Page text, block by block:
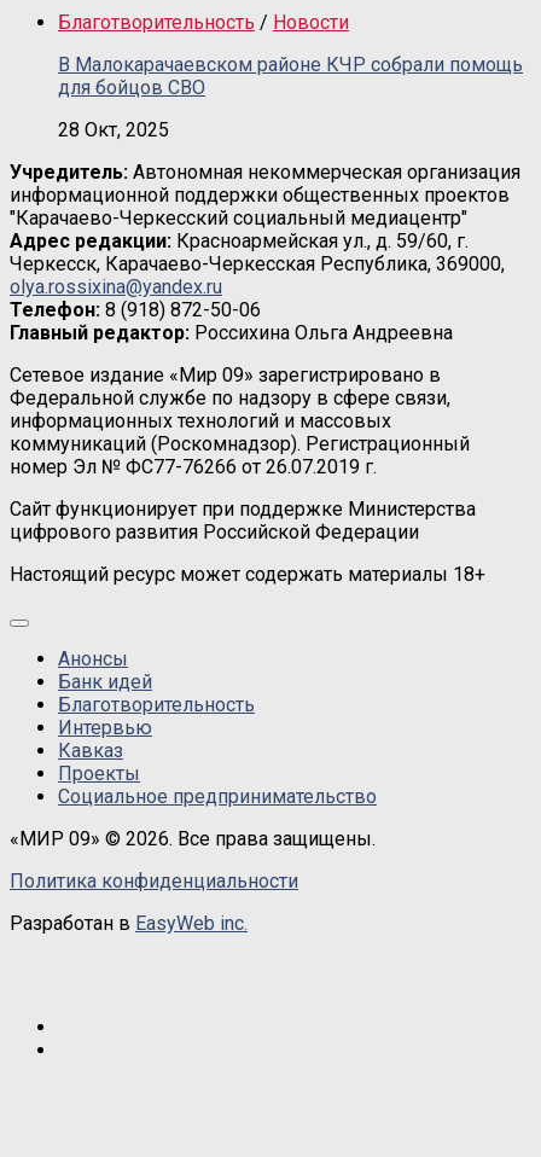
Благотворительность / Новости
В Малокарачаевском районе КЧР собрали помощь
для бойцов СВО
28 Окт, 2025
Учредитель: Автономная некоммерческая организация
информационной поддержки общественных проектов
"Карачаево-Черкесский социальный медиацентр"
Адрес редакции: Красноармейская ул., д. 59/60, г.
Черкесск, Карачаево-Черкесская Республика, 369000,
olya.rossixina@yandex.ru
Телефон: 8 (918) 872-50-06
Главный редактор: Россихина Ольга Андреевна
Сетевое издание «Мир 09» зарегистрировано в
Федеральной службе по надзору в сфере связи,
информационных технологий и массовых
коммуникаций (Роскомнадзор). Регистрационный
номер Эл № ФС77-76266 от 26.07.2019 г.
Сайт функционирует при поддержке Министерства
цифрового развития Российской Федерации
Настоящий ресурс может содержать материалы 18+
Анонсы
Банк идей
Благотворительность
Интервью
Кавказ
Проекты
Социальное предпринимательство
«МИР 09» © 2026. Все права защищены.
Политика конфиденциальности
Разработан в EasyWeb inc.